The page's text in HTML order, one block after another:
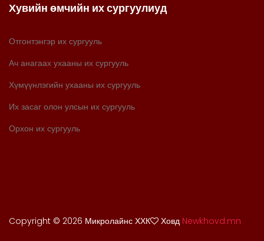
Хувийн өмчийн их сургуулиуд
Отгонтэнгэр их сургууль
Ач анагаах ухааны их сургууль
Хүмүүнлэгийн ухааны их сургууль
Их засаг олон улсын их сургууль
Орхон их сургууль
Copyright © 2026 Микролайнс ХХК Ховд Newkhovd.mn